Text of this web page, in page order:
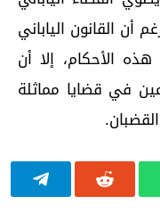
أن القانون الياباني
الأحكام، إلا أن
في قضايا مماثلة